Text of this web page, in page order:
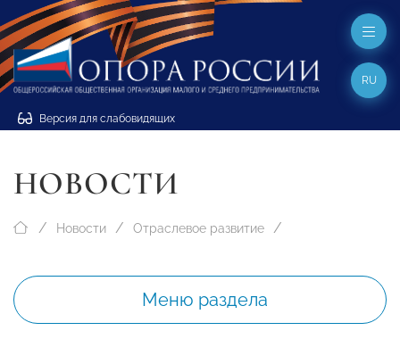
Версия для слабовидящих
RU
НОВОСТИ
Новости Отраслевое развитие
Меню раздела